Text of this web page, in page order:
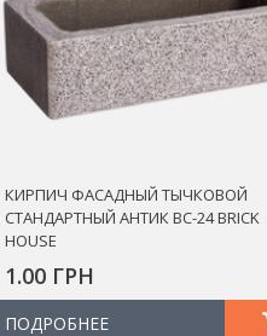
КИРПИЧ ФАСАДНЫЙ ТЫЧКОВОЙ
СТАНДАРТНЫЙ АНТИК ВС-24 BRICK
HOUSE
1.00 ГРН
ПОДРОБНЕЕ